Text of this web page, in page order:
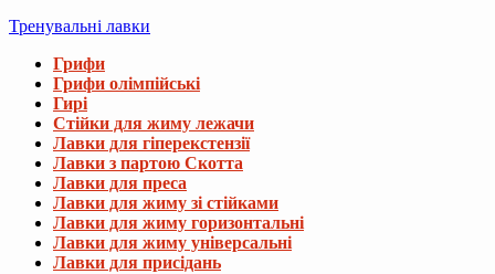
Тренувальні лавки
Грифи
Грифи олімпійські
Гирі
Стійки для жиму лежачи
Лавки для гіперекстензії
Лавки з партою Скотта
Лавки для преса
Лавки для жиму зі стійками
Лавки для жиму горизонтальні
Лавки для жиму універсальні
Лавки для присідань